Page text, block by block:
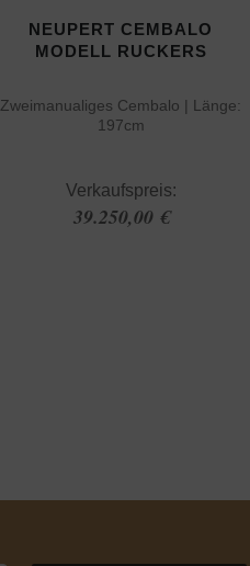
NEUPERT CEMBALO
MODELL RUCKERS
Zweimanualiges Cembalo | Länge:
197cm
Verkaufspreis:
39.250,00 €